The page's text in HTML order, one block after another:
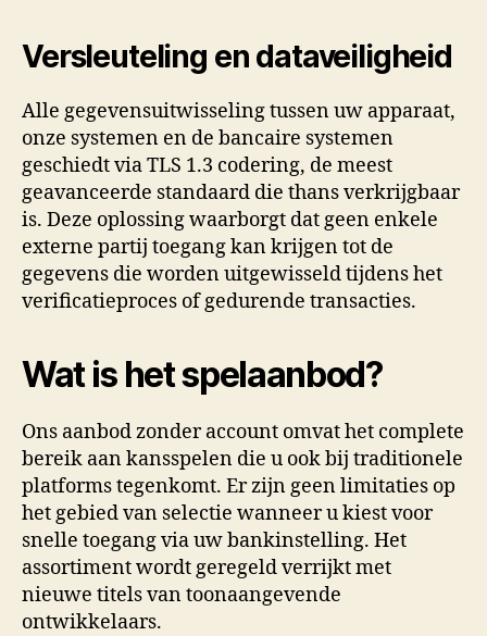
Versleuteling en dataveiligheid
Alle gegevensuitwisseling tussen uw apparaat,
onze systemen en de bancaire systemen
geschiedt via TLS 1.3 codering, de meest
geavanceerde standaard die thans verkrijgbaar
is. Deze oplossing waarborgt dat geen enkele
externe partij toegang kan krijgen tot de
gegevens die worden uitgewisseld tijdens het
verificatieproces of gedurende transacties.
Wat is het spelaanbod?
Ons aanbod zonder account omvat het complete
bereik aan kansspelen die u ook bij traditionele
platforms tegenkomt. Er zijn geen limitaties op
het gebied van selectie wanneer u kiest voor
snelle toegang via uw bankinstelling. Het
assortiment wordt geregeld verrijkt met
nieuwe titels van toonaangevende
ontwikkelaars.